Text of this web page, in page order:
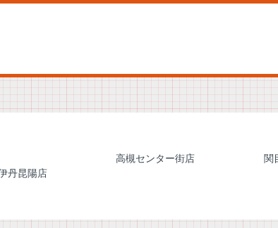
丹昆陽店
高槻センター街店 関